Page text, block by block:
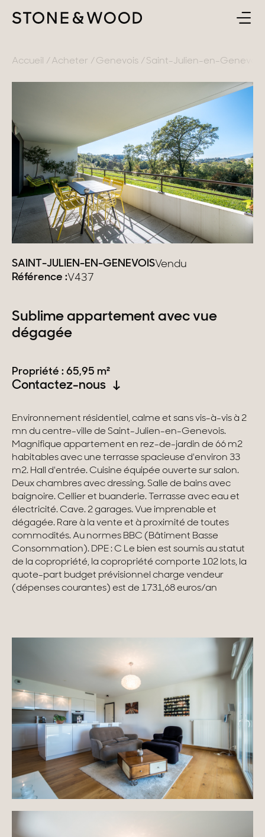
L'AGENCE
CONTACT
FR
Genevois
Pays de Gex
Montagne
Lac du Bourget
Genève
Alpes Suisses
Nos collections
Propriétés de caractère
Villas modernes
Chalets
Maisons & appartements avec vues
Maisons de ville
Réhabilitations & Terrains
Tous nos biens
Accueil Acheter Genevois Saint-Julien-en-Genevois
SAINT-JULIEN-EN-GENEVOISVendu
Référence :V437
Sublime appartement avec vue
dégagée
Propriété : 65,95 m²
Contactez-nous
Environnement résidentiel, calme et sans vis-à-vis à 2
mn du centre-ville de Saint-Julien-en-Genevois.
Magnifique appartement en rez-de-jardin de 66 m2
habitables avec une terrasse spacieuse d'environ 33
m2. Hall d'entrée. Cuisine équipée ouverte sur salon.
Deux chambres avec dressing. Salle de bains avec
baignoire. Cellier et buanderie. Terrasse avec eau et
électricité. Cave. 2 garages. Vue imprenable et
dégagée. Rare à la vente et à proximité de toutes
commodités. Au normes BBC (Bâtiment Basse
Consommation). DPE : C Le bien est soumis au statut
de la copropriété, la copropriété comporte 102 lots, la
quote-part budget prévisionnel charge vendeur
(dépenses courantes) est de 1731,68 euros/an